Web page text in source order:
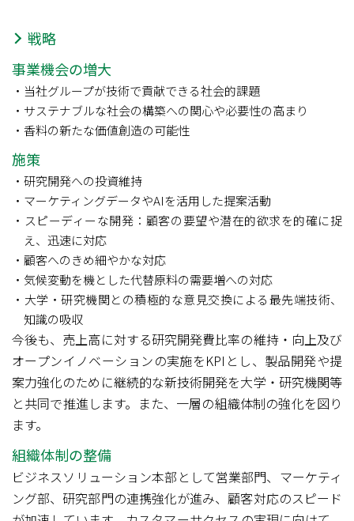
戦略
事業機会の増大
当社グループが技術で貢献できる社会的課題
サステナブルな社会の構築への関心や必要性の高まり
香料の新たな価値創造の可能性
施策
研究開発への投資維持
マーケティングデータやAIを活用した提案活動
スピーディーな開発：顧客の要望や潜在的欲求を的確に捉
え、迅速に対応
顧客へのきめ細やかな対応
気候変動を機とした代替原料の需要増への対応
大学・研究機関との積極的な意見交換による最先端技術、
知識の吸収
今後も、売上高に対する研究開発費比率の維持・向上及び
オープンイノベーションの実施をKPIとし、製品開発や提
案力強化のために継続的な新技術開発を大学・研究機関等
と共同で推進します。また、一層の組織体制の強化を図り
ます。
組織体制の整備
ビジネスソリューション本部として営業部門、マーケティ
ング部、研究部門の連携強化が進み、顧客対応のスピード